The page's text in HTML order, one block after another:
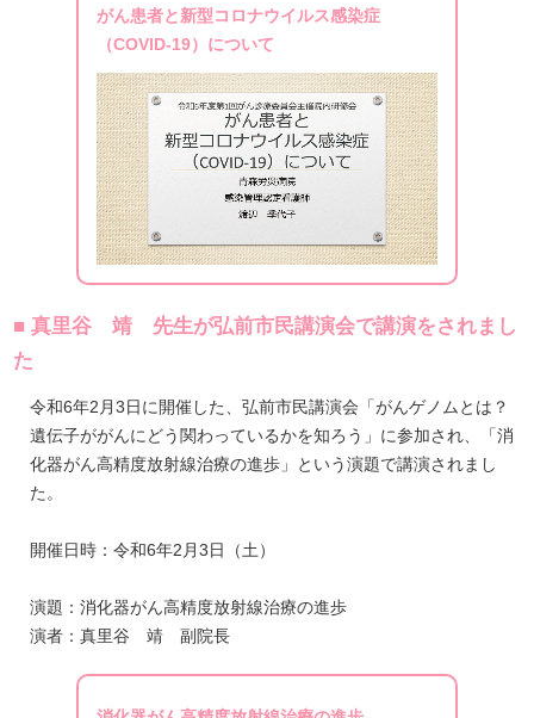
がん患者と新型コロナウイルス感染症
（COVID-19）について
■ 真里谷 靖 先生が弘前市民講演会で講演をされまし
た
令和6年2月3日に開催した、弘前市民講演会「がんゲノムとは？
遺伝子ががんにどう関わっているかを知ろう」に参加され、「消
化器がん高精度放射線治療の進歩」という演題で講演されまし
た。
開催日時：令和6年2月3日（土）
演題：消化器がん高精度放射線治療の進歩
演者：真里谷 靖 副院長